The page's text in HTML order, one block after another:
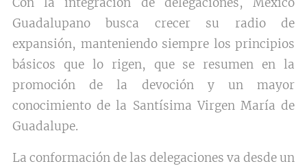
Guadalupano busca crecer su radio de
expansión, manteniendo siempre los principios
básicos que lo rigen, que se resumen en la
promoción de la devoción y un mayor
conocimiento de la Santísima Virgen María de
Guadalupe.
La conformación de las delegaciones va desde un